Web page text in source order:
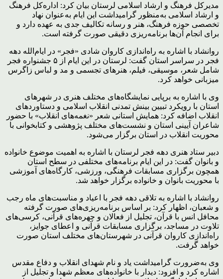
مدیرکل فرهنگ و ارشاد اسلامی لرستان بیان کرد: اداره‌کل فرهنگ
و ارشاد اسلامی به‌منظور گرامیداشت این ایام به‌عنوان نهاد
تخصصی حوزه فرهنگ، هنر و رسانه تکالیف جدی به عهده دارد و
برای انجام آن‌ها برنامه‌ریزی دقیقی صورت گرفته است.
روانشاد با اشاره به راه‌اندازی کاروان شادی «فجر» در ایام‌الله دهه
فجر در سراسر استان گفت: لرستان در این ایام از ۵ جشنواره فجر
شامل شعر، موسیقی، فیلم، هنرهای تجسمی و مد و لباس زاگرس
میزبانی خواهد کرد.
وی با اشاره به برپایی نمایشگاه‌های مختلف هنری در شهرهای
استان با رویکرد تبیین بینش تمدنی انقلاب اسلامی و دستاوردهای
انقلاب اضافه کرد: همایش استانی شعر «نغمه‌های انقلاب» با حضور
شاعران آیینی استان و نشست‌های مختلف پژوهشی و کتابخوانی با
محوریت انقلاب در استان برگزار می‌شود.
دبیر ستاد هنری دهه فجر لرستان با اشاره به اهمیت موضوع خانواده
و بانوان گفت: در این ایام برنامه‌های مختلفی در سطح استان
همچون برگزاری مسابقات فرهنگی، ورزشی، کارگاه‌های آموزشی
با محوریت بانوان و خانواده برگزار خواهد شد.
روانشاد با اشاره به تلاقی دهه فجر با اعیاد و مناسبت‌های ماه رجب
و شعبان، اظهار کرد: بر اساس برنامه‌ریزی‌های صورت گرفته
محافل انس با قرآن، تجلیل از فعالان و چهره‌های قرآنی، کرسی‌های
تلاوت در مساجد، برگزاری مسابقات قرآنی و اعطای جوایز،
راه‌اندازی کاروان قرآنی در شهرستان‌های مختلف استان صورت
خواهد گرفت.
وی به‌ضرورت گرامیداشت یاد و نام شهدای انقلاب و دفاع مقدس
اشاره کرد و افزود: دیدار با خانواده‌های معظم شهدا و تجلیل از